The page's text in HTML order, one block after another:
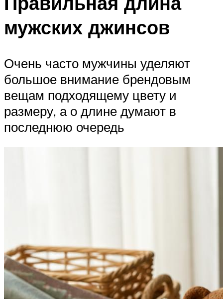
мужских джинсов
Очень часто мужчины уделяют
большое внимание брендовым
вещам подходящему цвету и
размеру, а о длине думают в
последнюю очередь